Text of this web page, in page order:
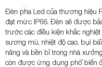
Đèn pha Led của thương hiệu
đạt mức IP66. Đèn sẽ được
trước các điều kiện khắc
sương mù, nhiệt độ cao, bụi
năng và bền bỉ trong nhà
còn được ứng dụng phổ biến